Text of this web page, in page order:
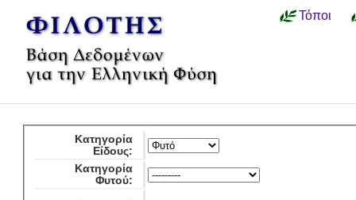
Τόποι
Κατηγορία
Είδους:
Κατηγορία
Φυτού: